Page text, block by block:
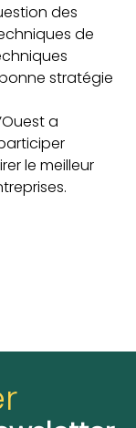
des
de
stratégie
a
le meilleur